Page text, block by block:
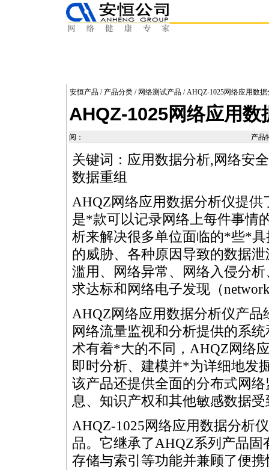
安恒产品 / 产品分类 / 网络测试产品 / AHQZ-1025网络应用数
AHQZ-1025网络应用数
阅： 产品
关键词：应用数据分析,网络安
数据重组
AHQZ网络应用数据分析仪提供
是*款可以记录网络上每件事情
析来解决很多单位面临的*些*具
的威胁、各种原因导致的数据
滥用、网络异常、网络入侵分
求达标和网络电子发现（
AHQZ网络应用数据分析仪产
网络流量监视和分析提供的系
术有着*大的不同，AHQZ网络
即时分析、建模并*为详细地发
该产品还提供全面的分布式网
息、知识产权和其他敏感数据
AHQZ-1025网络应用数据分析
品。它继承了AHQZ系列产品
存储与索引等功能并兼顾了便